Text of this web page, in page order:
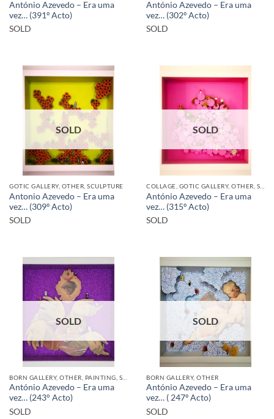
António Azevedo – Era uma
vez… (391º Acto)
SOLD
António Azevedo – Era uma
vez… (302º Acto)
SOLD
SOLD
GOTIC GALLERY, OTHER, SCULPTURE
Antonio Azevedo – Era uma
vez… (309º Acto)
SOLD
SOLD
António Azevedo – Era uma
vez… (315º Acto)
SOLD
SOLD
António Azevedo – Era uma
vez… (243° Acto)
SOLD
SOLD
BORN GALLERY, OTHER
António Azevedo – Era uma
vez… ( 247º Acto)
SOLD